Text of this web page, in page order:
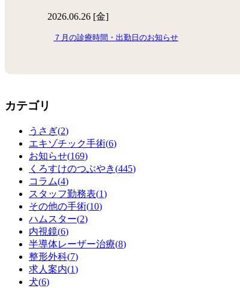
2026.06.26 [金]
７月の診療時間・出勤日のお知らせ
カテゴリ
うさぎ(2)
エキゾチック手術(6)
お知らせ(169)
くろすけのつぶやき(445)
コラム(4)
スタッフ勤務表(1)
その他の手術(10)
ハムスター(2)
内視鏡(6)
半導体レーザー治療(8)
整形外科(7)
求人案内(1)
犬(6)